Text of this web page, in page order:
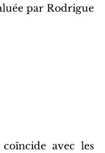
par Rodrigue
avec les